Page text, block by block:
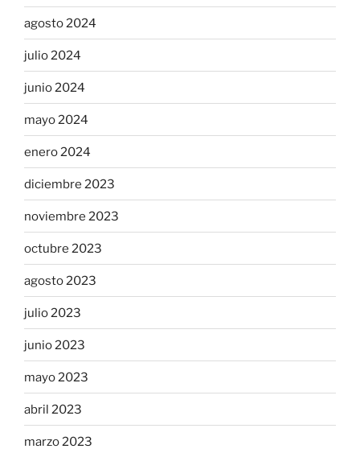
agosto 2024
julio 2024
junio 2024
mayo 2024
enero 2024
diciembre 2023
noviembre 2023
octubre 2023
agosto 2023
julio 2023
junio 2023
mayo 2023
abril 2023
marzo 2023